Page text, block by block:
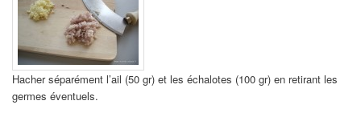
Hacher séparément l’ail (50 gr) et les échalotes (100 gr) en retirant les
germes éventuels.